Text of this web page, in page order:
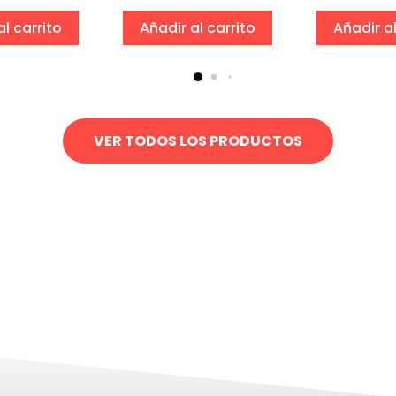
carrito Añadir al carrito Añadir
VER TODOS LOS PRODUCTOS